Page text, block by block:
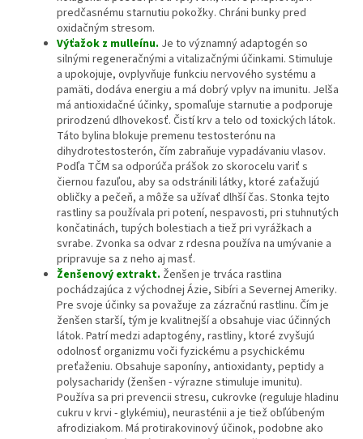
predčasnému starnutiu pokožky. Chráni bunky pred
oxidačným stresom.
Výťažok z mulleínu. Je to významný adaptogén so
silnými regeneračnými a vitalizačnými účinkami. Stimuluje
a upokojuje, ovplyvňuje funkciu nervového systému a
pamäti, dodáva energiu a má dobrý vplyv na imunitu. Jelša
má antioxidačné účinky, spomaľuje starnutie a podporuje
prirodzenú dlhovekosť. Čistí krv a telo od toxických látok.
Táto bylina blokuje premenu testosterónu na
dihydrotestosterón, čím zabraňuje vypadávaniu vlasov.
Podľa TČM sa odporúča prášok zo skorocelu variť s
čiernou fazuľou, aby sa odstránili látky, ktoré zaťažujú
obličky a pečeň, a môže sa užívať dlhší čas. Stonka tejto
rastliny sa používala pri potení, nespavosti, pri stuhnutých
končatinách, tupých bolestiach a tiež pri vyrážkach a
svrabe. Zvonka sa odvar z rdesna používa na umývanie a
pripravuje sa z neho aj masť.
Ženšenový extrakt. Ženšen je trváca rastlina
pochádzajúca z východnej Ázie, Sibíri a Severnej Ameriky.
Pre svoje účinky sa považuje za zázračnú rastlinu. Čím je
ženšen starší, tým je kvalitnejší a obsahuje viac účinných
látok. Patrí medzi adaptogény, rastliny, ktoré zvyšujú
odolnosť organizmu voči fyzickému a psychickému
preťaženiu. Obsahuje saponíny, antioxidanty, peptidy a
polysacharidy (ženšen - výrazne stimuluje imunitu).
Používa sa pri prevencii stresu, cukrovke (reguluje hladinu
cukru v krvi - glykémiu), neurasténii a je tiež obľúbeným
afrodiziakom. Má protirakovinový účinok, podobne ako